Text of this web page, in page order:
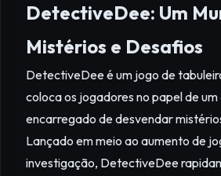
DetectiveDee: Um
Mistérios e Desafios
DetectiveDee é um jogo de
coloca os jogadores no papel de
encarregado de desvendar
Lançado em meio ao aumento de
investigação, DetectiveDee